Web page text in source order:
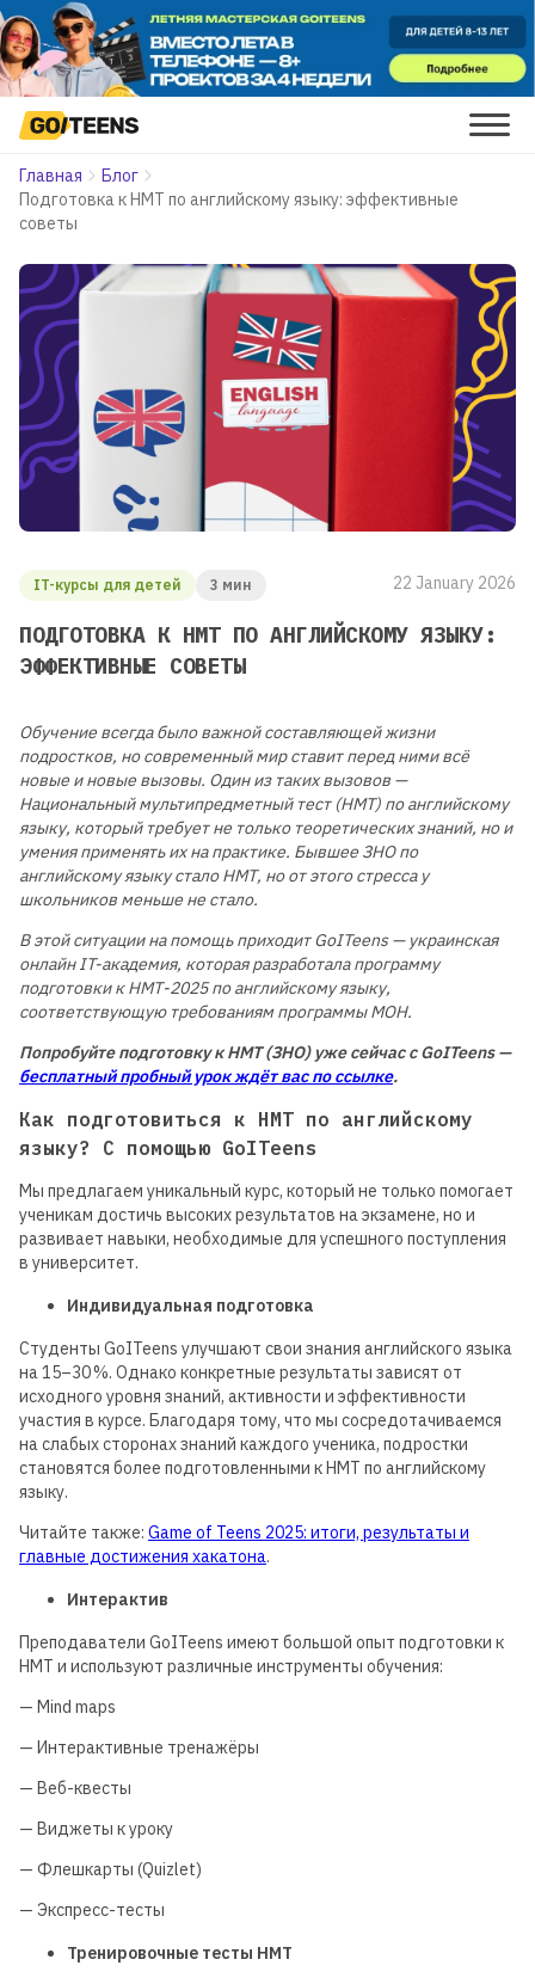
Главная
Блог
Подготовка к НМТ по английскому языку: эффективные
советы
IT-курсы для детей 3 мин 22 January 2026
ПОДГОТОВКА К НМТ ПО АНГЛИЙСКОМУ ЯЗЫКУ:
ЭФФЕКТИВНЫЕ СОВЕТЫ
Обучение всегда было важной составляющей жизни
подростков, но современный мир ставит перед ними всё
новые и новые вызовы. Один из таких вызовов —
Национальный мультипредметный тест (НМТ) по английскому
языку, который требует не только теоретических знаний, но и
умения применять их на практике. Бывшее ЗНО по
английскому языку стало НМТ, но от этого стресса у
школьников меньше не стало.
В этой ситуации на помощь приходит GoITeens — украинская
онлайн IT-академия, которая разработала программу
подготовки к НМТ-2025 по английскому языку,
соответствующую требованиям программы МОН.
Попробуйте подготовку к НМТ (ЗНО) уже сейчас с GoITeens —
бесплатный пробный урок ждёт вас по ссылке.
Как подготовиться к НМТ по английскому
языку? С помощью GoITeens
Мы предлагаем уникальный курс, который не только помогает
ученикам достичь высоких результатов на экзамене, но и
развивает навыки, необходимые для успешного поступления
в университет.
Индивидуальная подготовка
Студенты GoITeens улучшают свои знания английского языка
на 15–30 %. Однако конкретные результаты зависят от
исходного уровня знаний, активности и эффективности
участия в курсе. Благодаря тому, что мы сосредотачиваемся
на слабых сторонах знаний каждого ученика, подростки
становятся более подготовленными к НМТ по английскому
языку.
Читайте также: Game of Teens 2025: итоги, результаты и
главные достижения хакатона.
Интерактив
Преподаватели GoITeens имеют большой опыт подготовки к
НМТ и используют различные инструменты обучения:
— Mind maps
— Интерактивные тренажёры
— Веб-квесты
— Виджеты к уроку
— Флешкарты (Quizlet)
— Экспресс-тесты
Тренировочные тесты НМТ